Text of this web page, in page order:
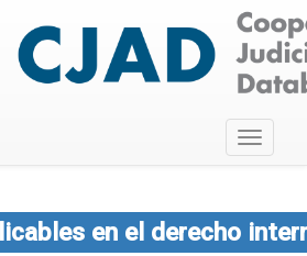
Toggle
en el derecho